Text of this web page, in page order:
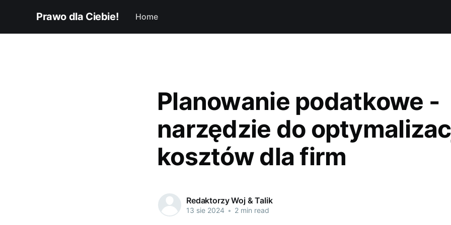
Prawo dla Ciebie! Home
Planowanie podatkowe -
narzędzie do
kosztów dla firm
Redaktorzy Woj & Talik
13 sie 2024 • 2 min read